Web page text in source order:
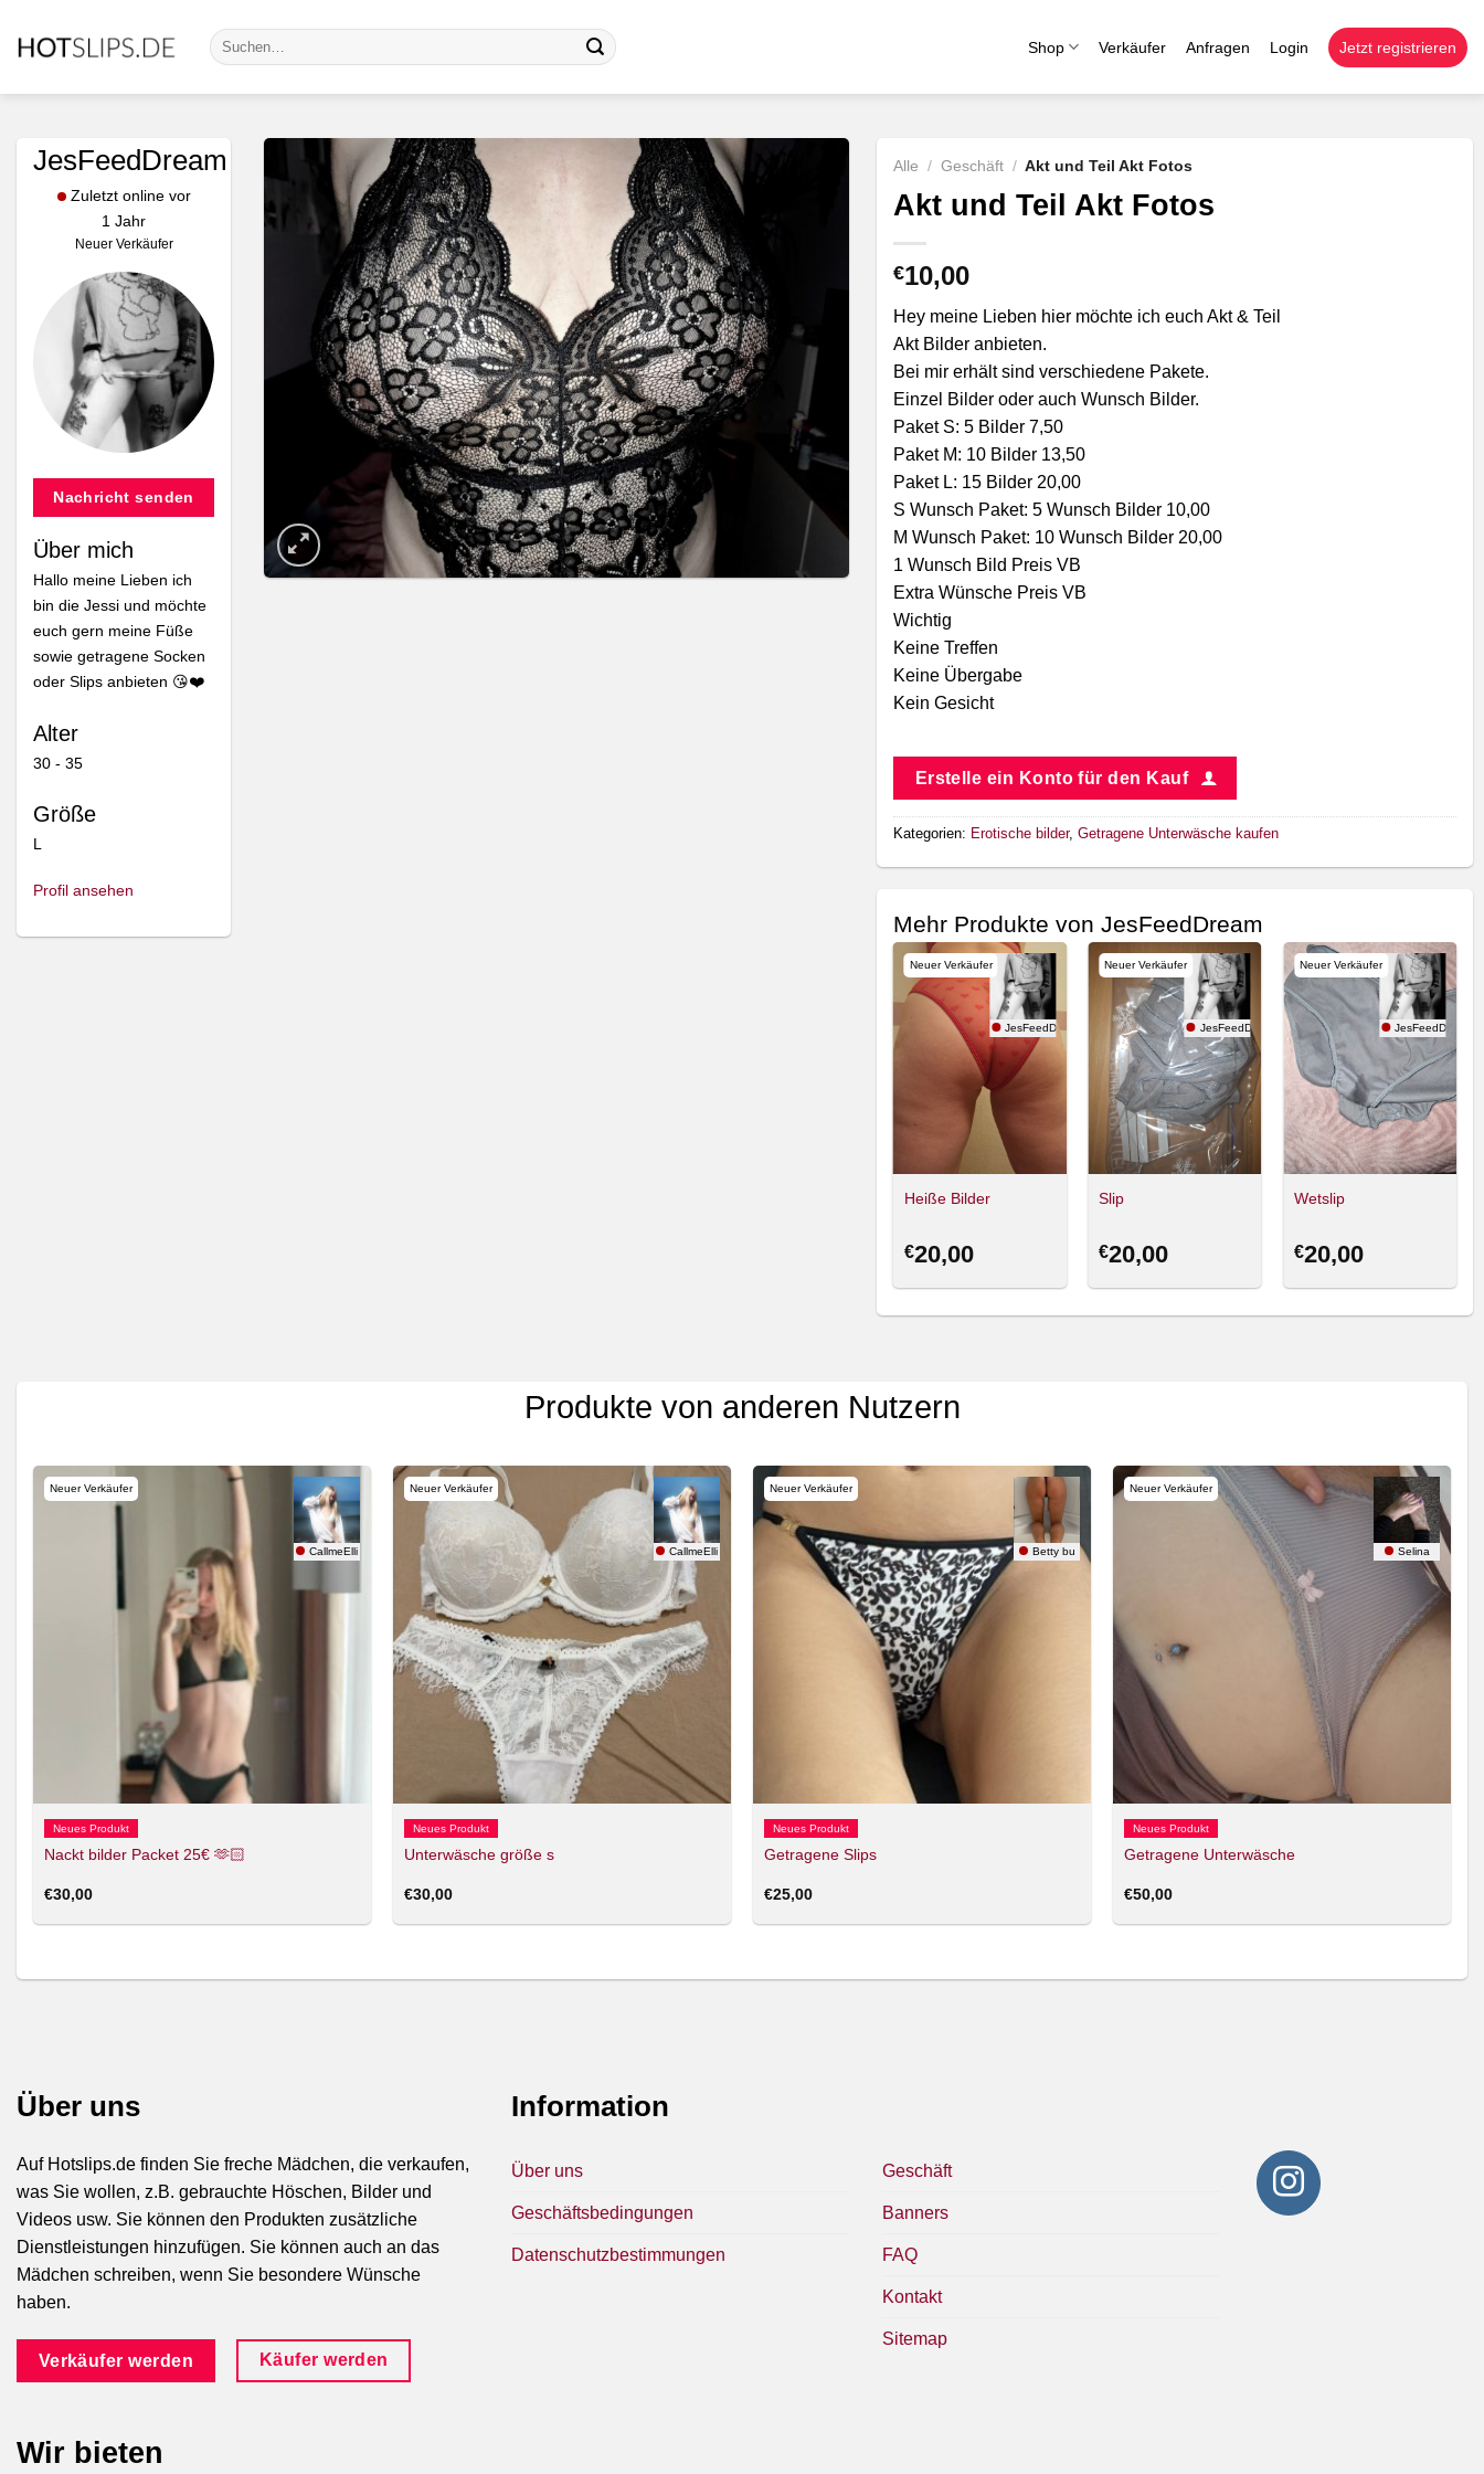
Inhalt
Suche
nach:
Shop Verkäufer Anfragen Login Jetzt registrieren
JesFeedDream
Zuletzt online vor
1 Jahr
Neuer Verkäufer
Nachricht senden
Über mich
Hallo meine Lieben ich
bin die Jessi und möchte
euch gern meine Füße
sowie getragene Socken
oder Slips anbieten 😘❤️
Alter
30 - 35
Größe
L
Profil ansehen
Alle / Geschäft / Akt und Teil Akt Fotos
Akt und Teil Akt Fotos
€10,00
Hey meine Lieben hier möchte ich euch Akt & Teil
Akt Bilder anbieten.
Bei mir erhält sind verschiedene Pakete.
Einzel Bilder oder auch Wunsch Bilder.
Paket S: 5 Bilder 7,50
Paket M: 10 Bilder 13,50
Paket L: 15 Bilder 20,00
S Wunsch Paket: 5 Wunsch Bilder 10,00
M Wunsch Paket: 10 Wunsch Bilder 20,00
1 Wunsch Bild Preis VB
Extra Wünsche Preis VB
Wichtig
Keine Treffen
Keine Übergabe
Kein Gesicht
Erstelle ein Konto für den Kauf
Kategorien: Erotische bilder, Getragene Unterwäsche kaufen
Mehr Produkte von JesFeedDream
Neuer Verkäufer
JesFeedDream
Heiße Bilder
€20,00
Neuer Verkäufer
JesFeedDream
Slip
€20,00
Neuer Verkäufer
JesFeedDream
Wetslip
€20,00
Produkte von anderen Nutzern
Neuer Verkäufer
CallmeElli
Neues Produkt
Nackt bilder Packet 25€ 🫶🏻
€30,00
Neuer Verkäufer
CallmeElli
Neues Produkt
Unterwäsche größe s
€30,00
Neuer Verkäufer
Betty bu
Neues Produkt
Getragene Slips
€25,00
Neuer Verkäufer
Selina
Neues Produkt
Getragene Unterwäsche
€50,00
Über uns
Auf Hotslips.de finden Sie freche Mädchen, die verkaufen,
was Sie wollen, z.B. gebrauchte Höschen, Bilder und
Videos usw. Sie können den Produkten zusätzliche
Dienstleistungen hinzufügen. Sie können auch an das
Mädchen schreiben, wenn Sie besondere Wünsche
haben.
Verkäufer werden Käufer werden
Information
Über uns
Geschäftsbedingungen
Datenschutzbestimmungen
Geschäft
Banners
FAQ
Kontakt
Sitemap
Wir bieten